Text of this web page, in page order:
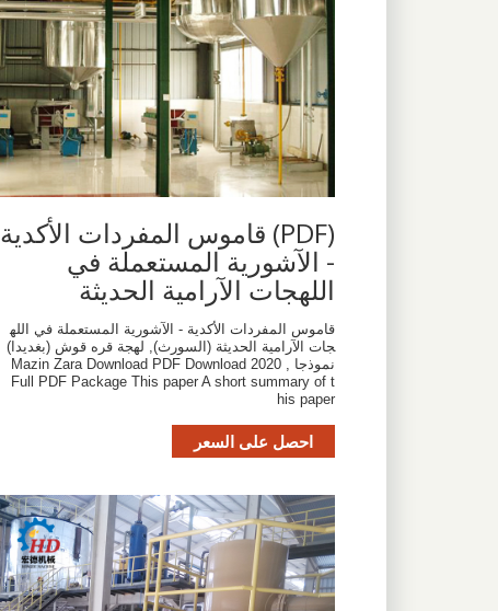
(PDF) قاموس المفردات الأكدية
- الآشورية المستعملة في
اللهجات الآرامية الحديثة
قاموس المفردات الأكدية - الآشورية المستعملة في الله
جات الآرامية الحديثة (السورث), لهجة قره قوش (بغديدا)
نموذجا , 2020 Mazin Zara Download PDF Download
Full PDF Package This paper A short summary of t
his paper
احصل على السعر